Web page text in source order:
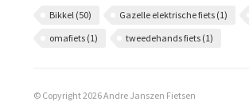
Bikkel (50) Gazelle elektrische fiets (1)
omafiets (1) tweedehands fiets (1)
© Copyright 2026 Andre Janszen Fietsen